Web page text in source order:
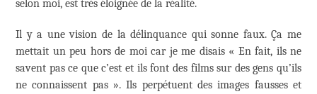
selon moi, est très éloignée de la réalité.
Il y a une vision de la délinquance qui sonne faux. Ça me
mettait un peu hors de moi car je me disais « En fait, ils ne
savent pas ce que c’est et ils font des films sur des gens qu’ils
ne connaissent pas ». Ils perpétuent des images fausses et